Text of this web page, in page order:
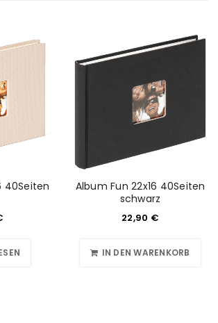
40Seiten
Album Fun 22x16 40Seiten
schwarz
22,90 €
IN DEN WARENKORB